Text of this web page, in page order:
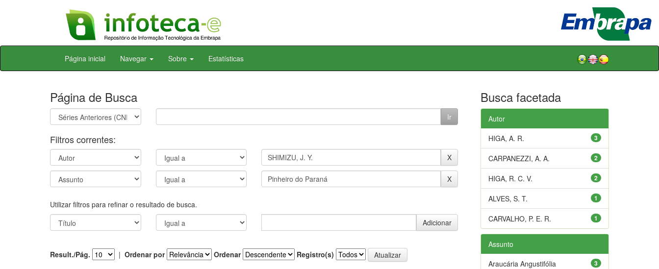
Skip
Página inicial Navegar Sobre Estatísticas
Página de Busca
Filtros correntes:
Utilizar filtros para refinar o resultado de busca.
Result./Pág. | Ordenar por Ordenar Registro(s)
Busca facetada
Autor
3
HIGA, A. R.
2
CARPANEZZI, A. A.
2
HIGA, R. C. V.
1
ALVES, S. T.
1
CARVALHO, P. E. R.
Assunto
3
Araucária Angustifólia